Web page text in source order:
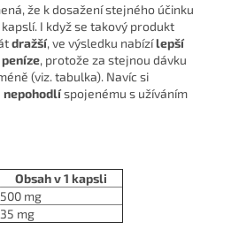
že k dosažení stejného účinku
I když se takový produkt
dražší, ve výsledku nabízílepší
, protože za stejnou dávku
(viz. tabulka). Navíc si
nepohodlíspojenému s užíváním
Obsah v 1 kapsli
500 mg
35 mg